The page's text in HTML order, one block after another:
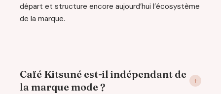
départ et structure encore aujourd’hui l’écosystème
de la marque.
Café Kitsuné est-il indépendant de
la marque mode ?